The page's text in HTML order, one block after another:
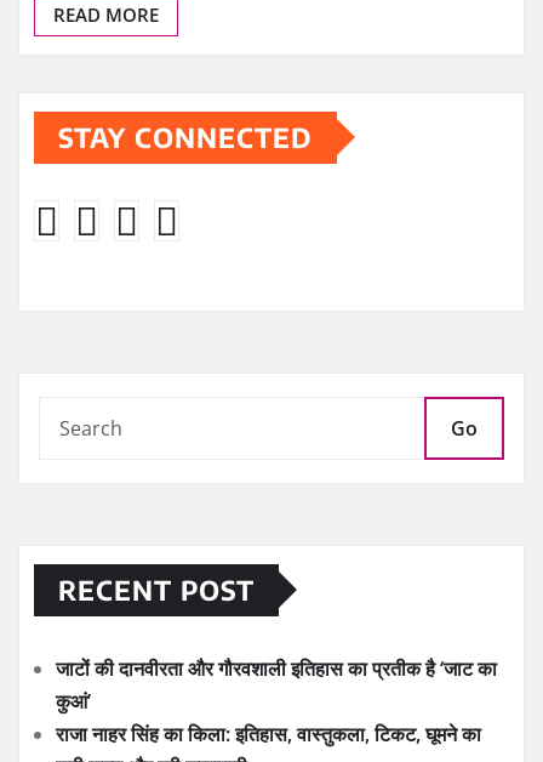
READ MORE
STAY CONNECTED
Go
RECENT POST
जाटों की दानवीरता और गौरवशाली इतिहास का प्रतीक है ‘जाट का
कुआं’
राजा नाहर सिंह का किला: इतिहास, वास्तुकला, टिकट, घूमने का